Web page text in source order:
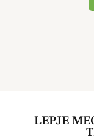
LEPJE